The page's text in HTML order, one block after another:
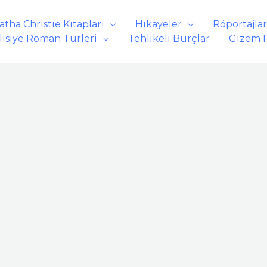
Christie Kitapları Hikayeler
Röportajlar
Roman Türleri
Tehlikeli Burçlar Gizem